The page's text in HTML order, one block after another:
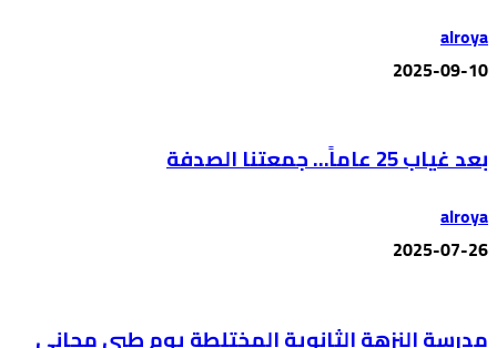
alroya
2025-09-10
بعد غياب 25 عاماً… جمعتنا الصدفة
alroya
2025-07-26
مدرسة النزهة الثانوية المختلطة يوم طبي مجاني